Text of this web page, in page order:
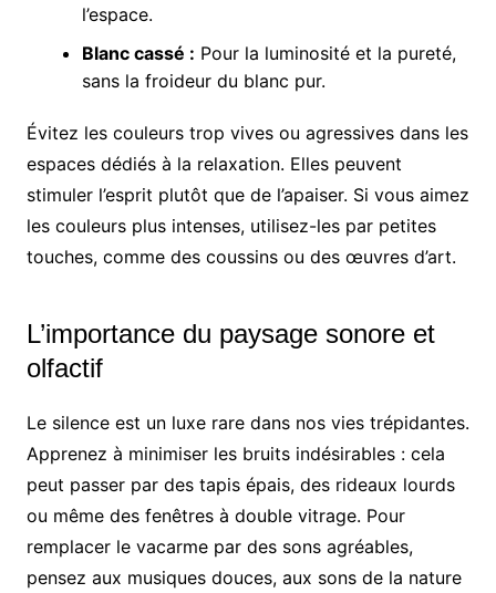
l’espace.
Blanc cassé : Pour la luminosité et la pureté,
sans la froideur du blanc pur.
Évitez les couleurs trop vives ou agressives dans les
espaces dédiés à la relaxation. Elles peuvent
stimuler l’esprit plutôt que de l’apaiser. Si vous aimez
les couleurs plus intenses, utilisez-les par petites
touches, comme des coussins ou des œuvres d’art.
L’importance du paysage sonore et
olfactif
Le silence est un luxe rare dans nos vies trépidantes.
Apprenez à minimiser les bruits indésirables : cela
peut passer par des tapis épais, des rideaux lourds
ou même des fenêtres à double vitrage. Pour
remplacer le vacarme par des sons agréables,
pensez aux musiques douces, aux sons de la nature